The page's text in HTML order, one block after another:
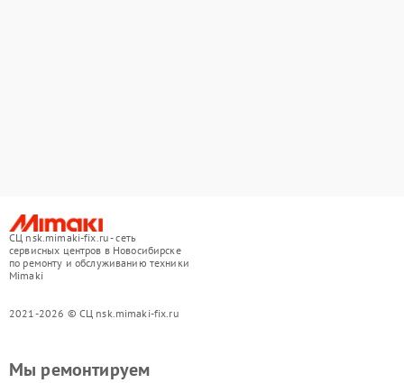
СЦ nsk.mimaki-fix.ru - сеть
сервисных центров в Новосибирске
по ремонту и обслуживанию техники
Mimaki
2021-2026 © СЦ nsk.mimaki-fix.ru
Мы ремонтируем